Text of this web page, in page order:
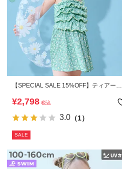
【SPECIAL SALE 15%OFF】ティアード
水着
¥2,798 税込
3.0 （1）
SALE